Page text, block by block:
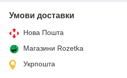
Умови доставки
Нова Пошта
Магазини Rozetka
Укрпошта